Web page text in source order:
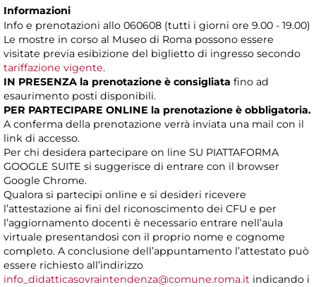
Informazioni
Info e prenotazioni allo 060608 (tutti i giorni ore 9.00 - 19.00)
Le mostre in corso al Museo di Roma possono essere
visitate previa esibizione del biglietto di ingresso secondo
tariffazione vigente.
IN PRESENZA la prenotazione è consigliata fino ad
esaurimento posti disponibili.
PER PARTECIPARE ONLINE la prenotazione è obbligatoria.
A conferma della prenotazione verrà inviata una mail con il
link di accesso.
Per chi desidera partecipare on line SU PIATTAFORMA
GOOGLE SUITE si suggerisce di entrare con il browser
Google Chrome.
Qualora si partecipi online e si desideri ricevere
l’attestazione ai fini del riconoscimento dei CFU e per
l’aggiornamento docenti è necessario entrare nell’aula
virtuale presentandosi con il proprio nome e cognome
completo. A conclusione dell’appuntamento l’attestato può
essere richiesto all’indirizzo
info_didatticasovraintendenza@comune.roma.it indicando i